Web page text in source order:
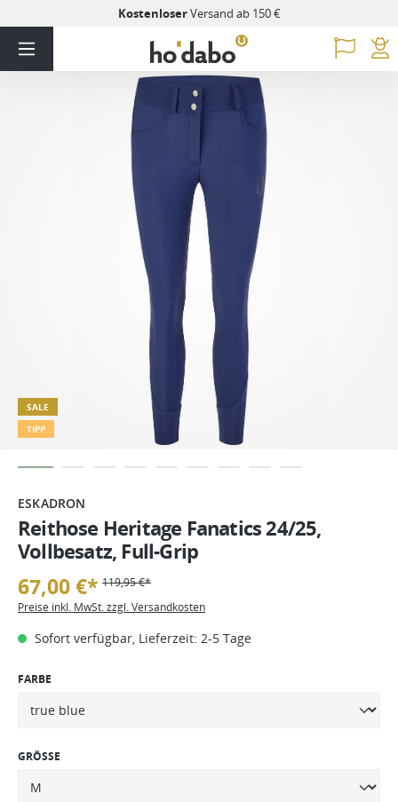
KostenloserVersand ab 150 €
SALE
TIPP
ESKADRON
Reithose Heritage Fanatics 24/25,
Vollbesatz, Full-Grip
67,00 €* 119,95 €*
Preise inkl. MwSt. zzgl. Versandkosten
Sofort verfügbar, Lieferzeit: 2-5 Tage
FARBE
GRÖSSE